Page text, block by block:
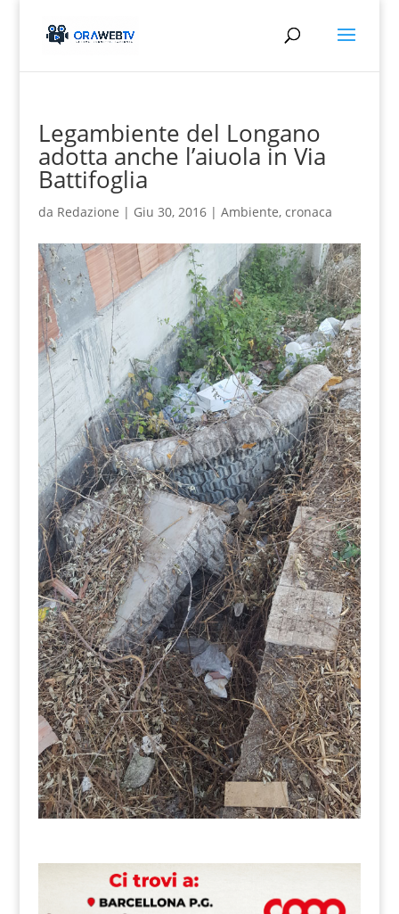
Legambiente del Longano
adotta anche l’aiuola in Via
Battifoglia
da Redazione | Giu 30, 2016| Ambiente, cronaca